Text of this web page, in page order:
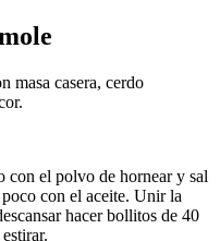
masa casera, cerdo
con el polvo de hornear y sal
con el aceite. Unir la
hacer bollitos de 40